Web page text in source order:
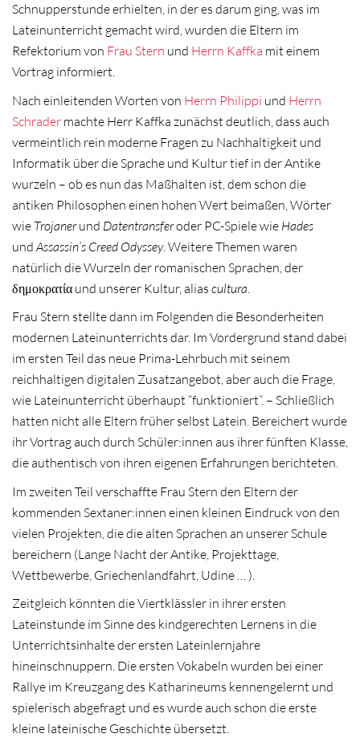
Schnupperstunde erhielten, in der es darum ging, was im
Lateinunterricht gemacht wird, wurden die Eltern im
Refektorium von Frau Stern und Herrn Kaffka mit einem
Vortrag informiert.
Nach einleitenden Worten von Herrn Philippi und Herrn
Schrader machte Herr Kaffka zunächst deutlich, dass auch
vermeintlich rein moderne Fragen zu Nachhaltigkeit und
Informatik über die Sprache und Kultur tief in der Antike
wurzeln – ob es nun das Maßhalten ist, dem schon die
antiken Philosophen einen hohen Wert beimaßen, Wörter
wie Trojanerund Datentransferoder PC-Spiele wie Hades
und Assassin’s Creed Odyssey. Weitere Themen waren
natürlich die Wurzeln der romanischen Sprachen, der
δημοκρατία und unserer Kultur, alias cultura
Frau Stern stellte dann im Folgenden die Besonderheiten
modernen Lateinunterrichts dar. Im Vordergrund stand dabei
im ersten Teil das neue Prima-Lehrbuch mit seinem
reichhaltigen digitalen Zusatzangebot, aber auch die Frage,
wie Lateinunterricht überhaupt “funktioniert”. – Schließlich
hatten nicht alle Eltern früher selbst Latein. Bereichert wurde
ihr Vortrag auch durch Schüler:innen aus ihrer fünften Klasse,
die authentisch von ihren eigenen Erfahrungen berichteten.
Im zweiten Teil verschaffte Frau Stern den Eltern der
kommenden Sextaner:innen einen kleinen Eindruck von den
vielen Projekten, die die alten Sprachen an unserer Schule
bereichern (Lange Nacht der Antike, Projekttage,
Wettbewerbe, Griechenlandfahrt, Udine … ).
Zeitgleich könnten die Viertklässler in ihrer ersten
Lateinstunde im Sinne des kindgerechten Lernens in die
Unterrichtsinhalte der ersten Lateinlernjahre
hineinschnuppern. Die ersten Vokabeln wurden bei einer
Rallye im Kreuzgang des Katharineums kennengelernt und
spielerisch abgefragt und es wurde auch schon die erste
kleine lateinische Geschichte übersetzt.